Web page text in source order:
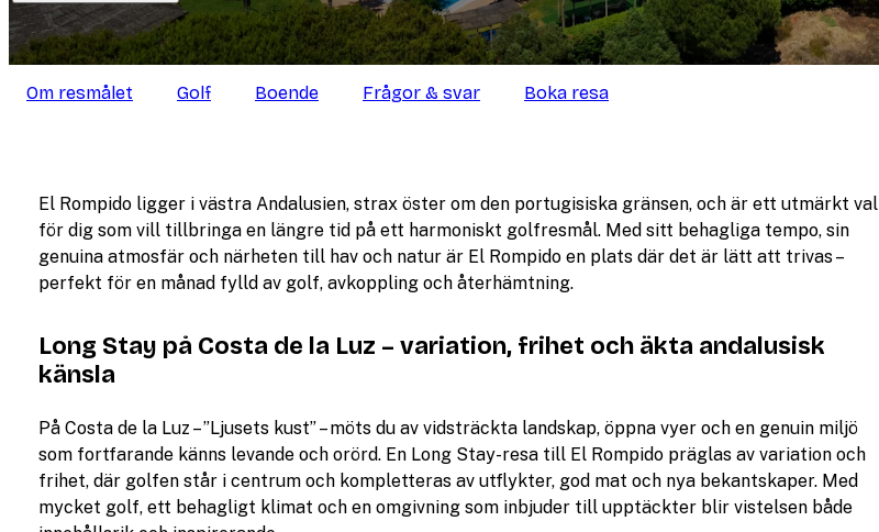
Om resmålet Golf Boende Frågor & svar Boka resa
El Rompido ligger i västra Andalusien, strax öster om den portugisiska gränsen, och är ett utmärkt val
för dig som vill tillbringa en längre tid på ett harmoniskt golfresmål. Med sitt behagliga tempo, sin
genuina atmosfär och närheten till hav och natur är El Rompido en plats där det är lätt att trivas –
perfekt för en månad fylld av golf, avkoppling och återhämtning.
Long Stay på Costa de la Luz – variation, frihet och äkta andalusisk
känsla
På Costa de la Luz – ”Ljusets kust” – möts du av vidsträckta landskap, öppna vyer och en genuin miljö
som fortfarande känns levande och orörd. En Long Stay-resa till El Rompido präglas av variation och
frihet, där golfen står i centrum och kompletteras av utflykter, god mat och nya bekantskaper. Med
mycket golf, ett behagligt klimat och en omgivning som inbjuder till upptäckter blir vistelsen både